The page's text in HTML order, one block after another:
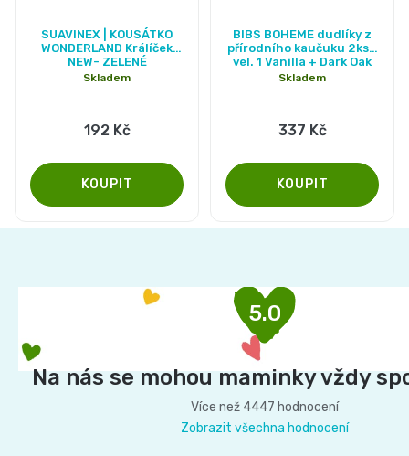
SUAVINEX | KOUSÁTKO
WONDERLAND Králíček
NEW- ZELENÉ
hodnocení
produktu
hvězdiček.
Skladem
192 Kč
BIBS BOHEME dudlíky z
přírodního kaučuku 2ks -
vel. 1 Vanilla + Dark Oak
hodnocení
produktu
hvězdiček.
Skladem
337 Kč
5.0
Na nás se mohou maminky vždy
Více než 4447 hodnocení
Zobrazit všechna hodnocení